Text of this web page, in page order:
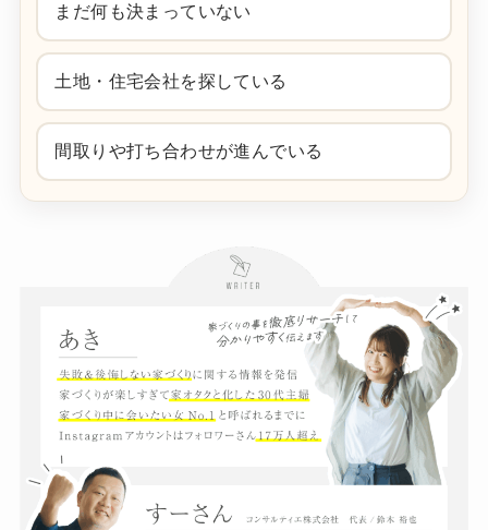
まだ何も決まっていない
土地・住宅会社を探している
間取りや打ち合わせが進んでいる